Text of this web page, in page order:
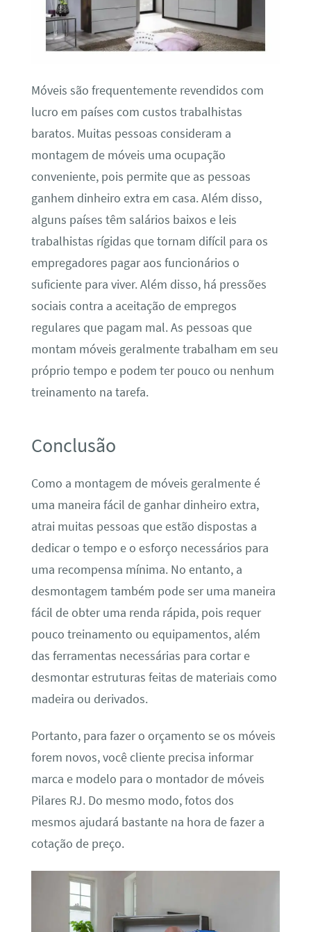
Móveis são frequentemente revendidos com
lucro em países com custos trabalhistas
baratos. Muitas pessoas consideram a
montagem de móveis uma ocupação
conveniente, pois permite que as pessoas
ganhem dinheiro extra em casa. Além disso,
alguns países têm salários baixos e leis
trabalhistas rígidas que tornam difícil para os
empregadores pagar aos funcionários o
suficiente para viver. Além disso, há pressões
sociais contra a aceitação de empregos
regulares que pagam mal. As pessoas que
montam móveis geralmente trabalham em seu
próprio tempo e podem ter pouco ou nenhum
treinamento na tarefa.
Conclusão
Como a montagem de móveis geralmente é
uma maneira fácil de ganhar dinheiro extra,
atrai muitas pessoas que estão dispostas a
dedicar o tempo e o esforço necessários para
uma recompensa mínima. No entanto, a
desmontagem também pode ser uma maneira
fácil de obter uma renda rápida, pois requer
pouco treinamento ou equipamentos, além
das ferramentas necessárias para cortar e
desmontar estruturas feitas de materiais como
madeira ou derivados.
Portanto, para fazer o orçamento se os móveis
forem novos, você cliente precisa informar
marca e modelo para o montador de móveis
Pilares RJ. Do mesmo modo, fotos dos
mesmos ajudará bastante na hora de fazer a
cotação de preço.